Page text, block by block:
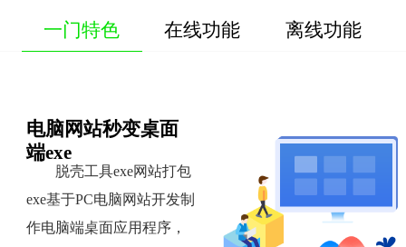
一门特色 在线功能 离线功能
电脑网站秒变桌面
端exe
脱壳工具exe网站打包
exe基于PC电脑网站开发制
作电脑端桌面应用程序，